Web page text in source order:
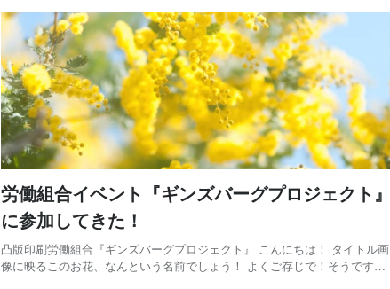
労働組合イベント『ギンズバーグプロジェクト』
に参加してきた！
凸版印刷労働組合『ギンズバーグプロジェクト』 こんにちは！ タイトル画
像に映るこのお花、なんという名前でしょう！ よくご存じで！そうです、